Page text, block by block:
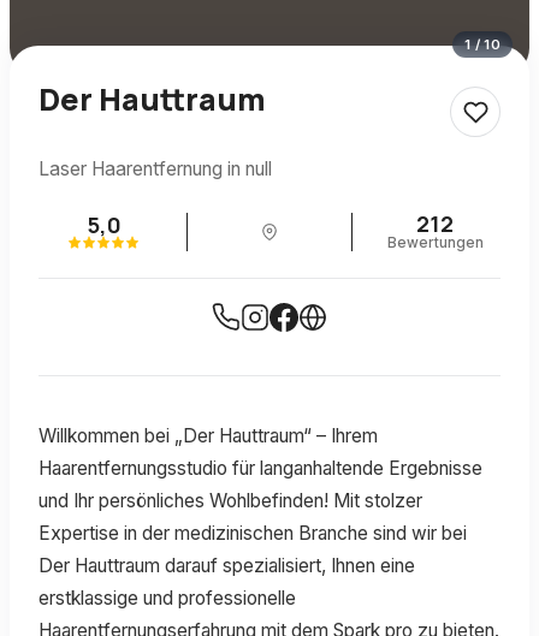
1/10
Der Hauttraum
Laser Haarentfernung in null
5,0 212
Bewertungen
Willkommen bei „Der Hauttraum“ – Ihrem
Haarentfernungsstudio für langanhaltende Ergebnisse
und Ihr persönliches Wohlbefinden! Mit stolzer
Expertise in der medizinischen Branche sind wir bei
Der Hauttraum darauf spezialisiert, Ihnen eine
erstklassige und professionelle
Haarentfernungserfahrung mit dem Spark pro zu bieten.